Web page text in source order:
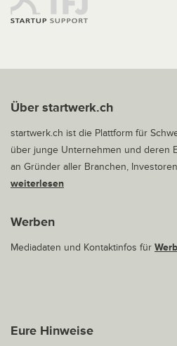
Über startwerk.ch
startwerk.ch ist die Plattform für
über junge Unternehmen und deren
an Gründer aller Branchen,
weiterlesen
Werben
Mediadaten und Kontaktinfos für
Eure Hinweise